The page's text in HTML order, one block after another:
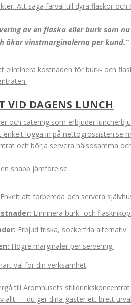
Att säga farväl till dyra flaskor och
av en flaska eller burk som
ökar vinstmarginalerna per kund.”
eliminera kostnaden för burk- och
VID DAGENS LUNCH
och catering som erbjuder
enkelt logga in på nettogrossisten.se
och börja servera hälsosamma
snabb jämförelse
Enkelt att förbereda och servera
Eliminera burk- och flaskinköp.
Erbjud friska, sockerfria alternativ.
Högre marginaler per servering.
val för din verksamhet
till Aromhusets
allt — du ger dina gäster ett brett